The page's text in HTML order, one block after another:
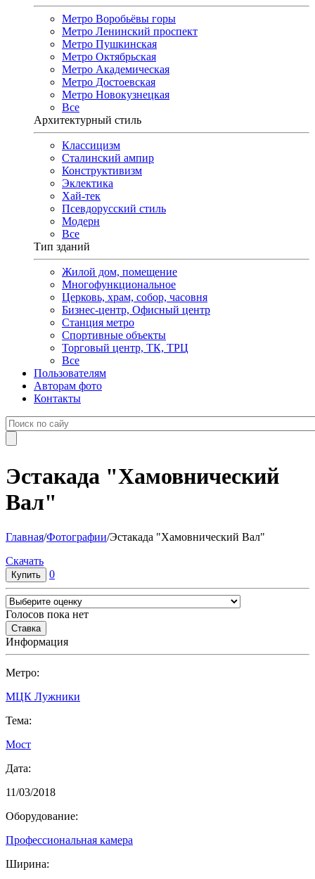
Метро Воробьёвы горы
Метро Ленинский проспект
Метро Пушкинская
Метро Октябрьская
Метро Академическая
Метро Достоевская
Метро Новокузнецкая
Все
Архитектурный стиль
Классицизм
Сталинский ампир
Конструктивизм
Эклектика
Хай-тек
Псевдорусский стиль
Модерн
Все
Тип зданий
Жилой дом, помещение
Многофункциональное
Церковь, храм, собор, часовня
Бизнес-центр, Офисный центр
Станция метро
Спортивные объекты
Торговый центр, ТК, ТРЦ
Все
Пользователям
Авторам фото
Контакты
Эстакада "Хамовнический
Вал"
Главная/Фотографии/Эстакада "Хамовнический Вал"
Cкачать
0
Голосов пока нет
Информация
Метро:
МЦК Лужники
Тема:
Мост
Дата:
11/03/2018
Оборудование:
Профессиональная камера
Ширина: